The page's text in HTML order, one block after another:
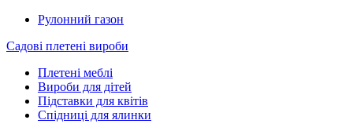
Рулонний газон
Садові плетені вироби
Плетені меблі
Вироби для дітей
Підставки для квітів
Спідниці для ялинки